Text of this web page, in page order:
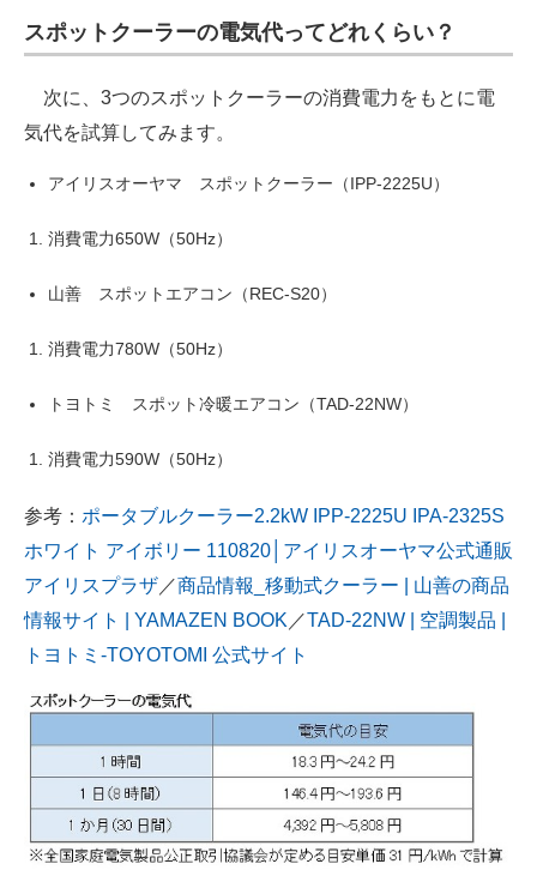
スポットクーラーの電気代ってどれくらい？
次に、3つのスポットクーラーの消費電力をもとに電
気代を試算してみます。
アイリスオーヤマ スポットクーラー（IPP-2225U）
消費電力650W（50Hz）
山善 スポットエアコン（REC-S20）
消費電力780W（50Hz）
トヨトミ スポット冷暖エアコン（TAD-22NW）
消費電力590W（50Hz）
参考： ポータブルクーラー2.2kW IPP-2225U IPA-2325S
ホワイト アイボリー 110820│アイリスオーヤマ公式通販
アイリスプラザ ／商品情報_移動式クーラー | 山善の商品
情報サイト | YAMAZEN BOOK ／TAD-22NW | 空調製品 |
トヨトミ-TOYOTOMI 公式サイト